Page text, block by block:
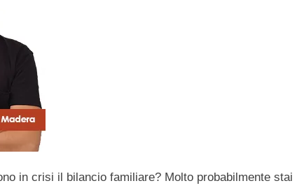
in crisi il bilancio familiare? Molto probabilmente stai